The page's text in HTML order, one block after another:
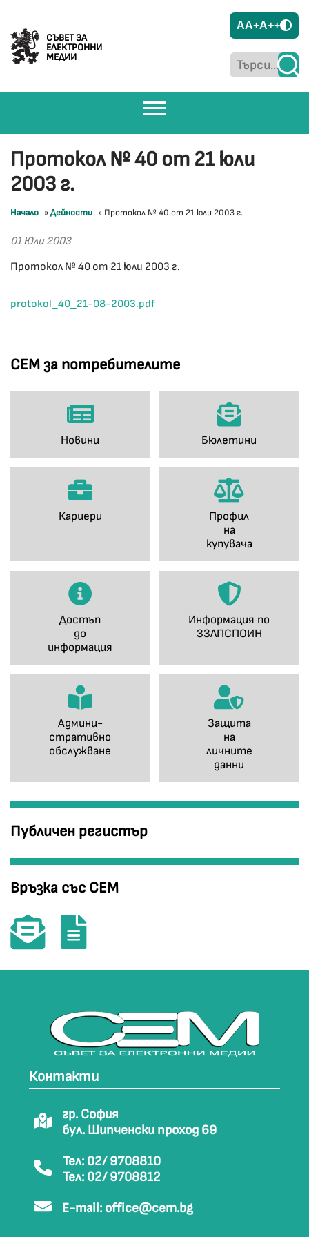
СЪВЕТ ЗА
ЕЛЕКТРОННИ
МЕДИИ
AA+A++
СЕМ за потребителите
Новини Бюлетини
Кариери
Профил
на
купувача
Достъп
до
информация
Информация по
ЗЗЛПСПОИН
Админи-
стративно
обслужване
Защита
на
личните
данни
Публичен регистър
Връзка със СЕМ
Протокол № 40 от 21 юли
2003 г.
Начало »Дейности » Протокол № 40 от 21 юли 2003 г.
01 Юли 2003
Протокол № 40 от 21 юли 2003 г.
protokol_40_21-08-2003.pdf
Контакти
гр. София
бул. Шипченски проход 69
Тел: 02/ 9708810
Тел: 02/ 9708812
E-mail: office@cem.bg